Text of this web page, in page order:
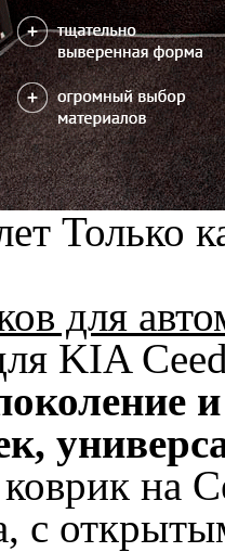
Только
для
KIA
на
с